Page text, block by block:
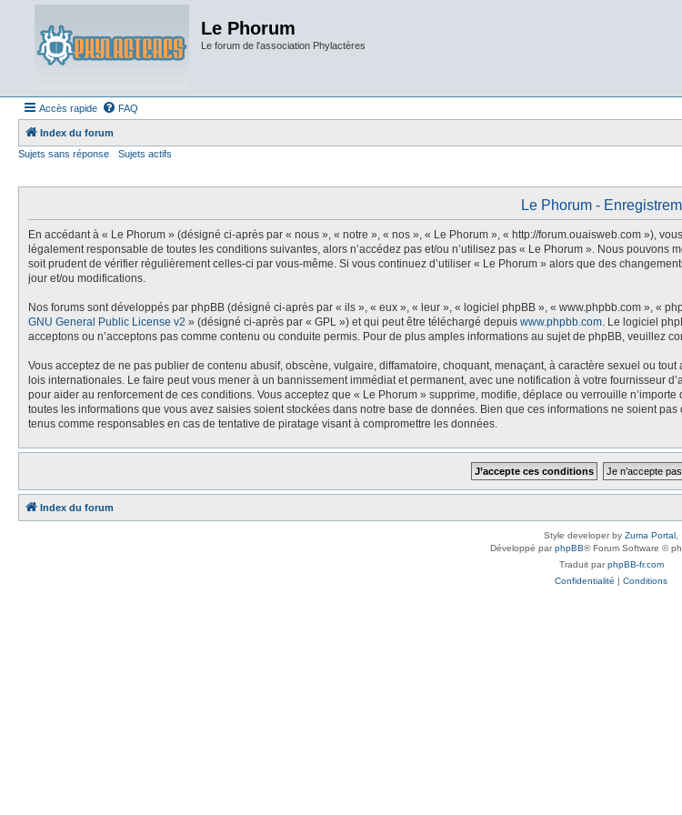
Le Phorum
Le forum de l'association Phylactères
Accès rapide FAQ
Index du forum
Sujets sans réponse
Sujets actifs
Le Phorum -
En accédant à « Le Phorum » (désigné ci-après par « nous », « notre », « nos », « Le Phorum », « http://forum.ouaisweb.com »),
légalement responsable de toutes les conditions suivantes, alors n’accédez pas et/ou n’utilisez pas « Le Phorum ». Nous pouvons
soit prudent de vérifier régulièrement celles-ci par vous-même. Si vous continuez d’utiliser « Le Phorum » alors que des
jour et/ou modifications.
Nos forums sont développés par phpBB (désigné ci-après par « ils », « eux », « leur », « logiciel phpBB », « www.phpbb.com », «
GNU General Public License v2 » (désigné ci-après par « GPL ») et qui peut être téléchargé depuis www.phpbb.com . Le logiciel
acceptons ou n’acceptons pas comme contenu ou conduite permis. Pour de plus amples informations au sujet de phpBB, veuillez
Vous acceptez de ne pas publier de contenu abusif, obscène, vulgaire, diffamatoire, choquant, menaçant, à caractère sexuel ou
lois internationales. Le faire peut vous mener à un bannissement immédiat et permanent, avec une notification à votre fournisseur
pour aider au renforcement de ces conditions. Vous acceptez que « Le Phorum » supprime, modifie, déplace ou verrouille
toutes les informations que vous avez saisies soient stockées dans notre base de données. Bien que ces informations ne soient
tenus comme responsables en cas de tentative de piratage visant à compromettre les données.
Index du forum
Style developer by Zuma Portal
Développé parphpBB® Forum Software ©
Traduit parphpBB-fr.com
Confidentialité | Conditions